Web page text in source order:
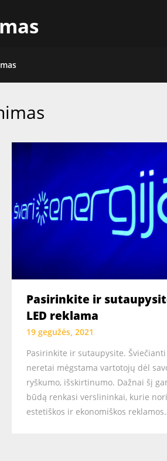
Pasirinkite ir
LED reklama
19 gegužės, 2021
Pasirinkite ir sutaupysite.
neretai mėgstama vartotojų dėl
ryškumo, išskirtinumo. Dažnai šį
būdą renkasi verslininkai, kurie nori
estetiškos ir ekonomiškos